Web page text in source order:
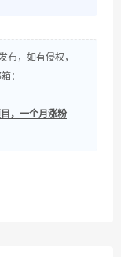
布，如有侵权，
：
，一个月涨粉